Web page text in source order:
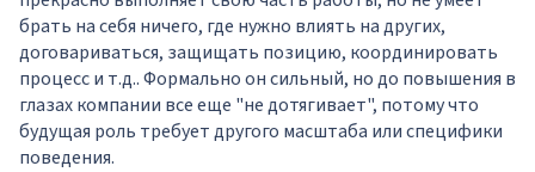
брать на себя ничего, где нужно влиять на других,
договариваться, защищать позицию, координировать
процесс и т.д.. Формально он сильный, но до повышения в
глазах компании все еще "не дотягивает", потому что
будущая роль требует другого масштаба или специфики
поведения.